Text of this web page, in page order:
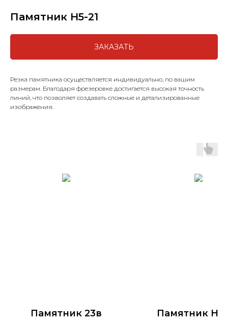
Памятник H5-21
ЗАКАЗАТЬ
Резка памятника осуществляется индивидуально, по вашим
размерам. Благодаря фрезеровке достигается высокая точность
линий, что позволяет создавать сложные и детализированные
изображения.
Памятник 23в Памятник